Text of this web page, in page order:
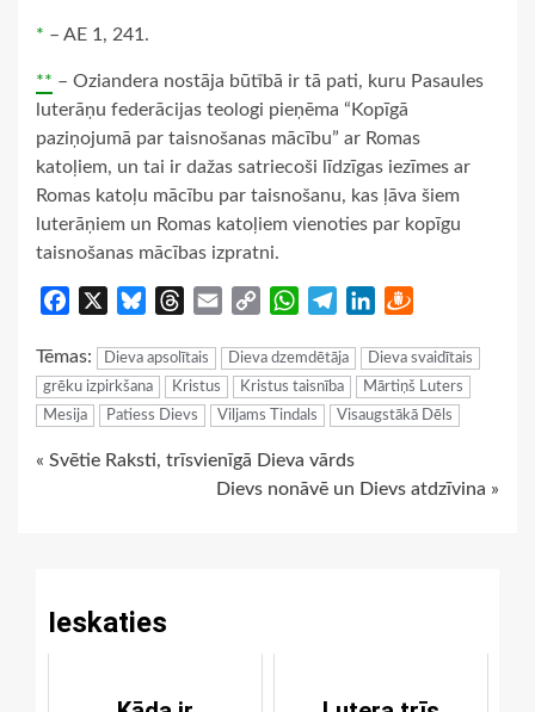
* – AE 1, 241.
** – Oziandera nostāja būtībā ir tā pati, kuru Pasaules
luterāņu federācijas teologi pieņēma “Kopīgā
paziņojumā par taisnošanas mācību” ar Romas
katoļiem, un tai ir dažas satriecoši līdzīgas iezīmes ar
Romas katoļu mācību par taisnošanu, kas ļāva šiem
luterāņiem un Romas katoļiem vienoties par kopīgu
taisnošanas mācības izpratni.
Facebook BlueskyThreads
Email
Copy
WhatsApp
TelegramLinkedIn
Tēmas: Dieva apsolītais Dieva dzemdētāja
Dieva svaidītais
grēku izpirkšana
Kristus Kristus taisnība
Mārtiņš Luters
Mesija
Patiess Dievs Viljams Tindals Visaugstākā Dēls
Continue
« Svētie Raksti, trīsvienīgā Dieva vārds
Dievs nonāvē un Dievs atdzīvina »
Ieskaties